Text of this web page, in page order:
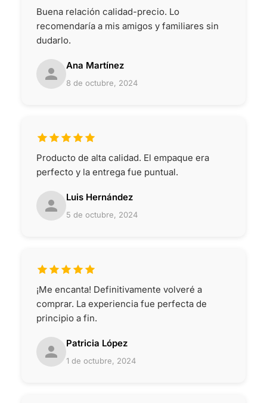
Buena relación calidad-precio. Lo
recomendaría a mis amigos y familiares sin
dudarlo.
Ana Martínez
8 de octubre, 2024
Producto de alta calidad. El empaque era
perfecto y la entrega fue puntual.
Luis Hernández
5 de octubre, 2024
¡Me encanta! Definitivamente volveré a
comprar. La experiencia fue perfecta de
principio a fin.
Patricia López
1 de octubre, 2024